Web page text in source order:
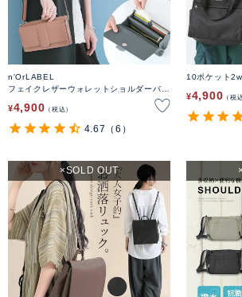
n'OrLABEL
フェイクレザーウォレットショルダーバッ
¥4,900 税込
4.67 （6）
10ポケット
¥4,900 税込
SOLD OUT